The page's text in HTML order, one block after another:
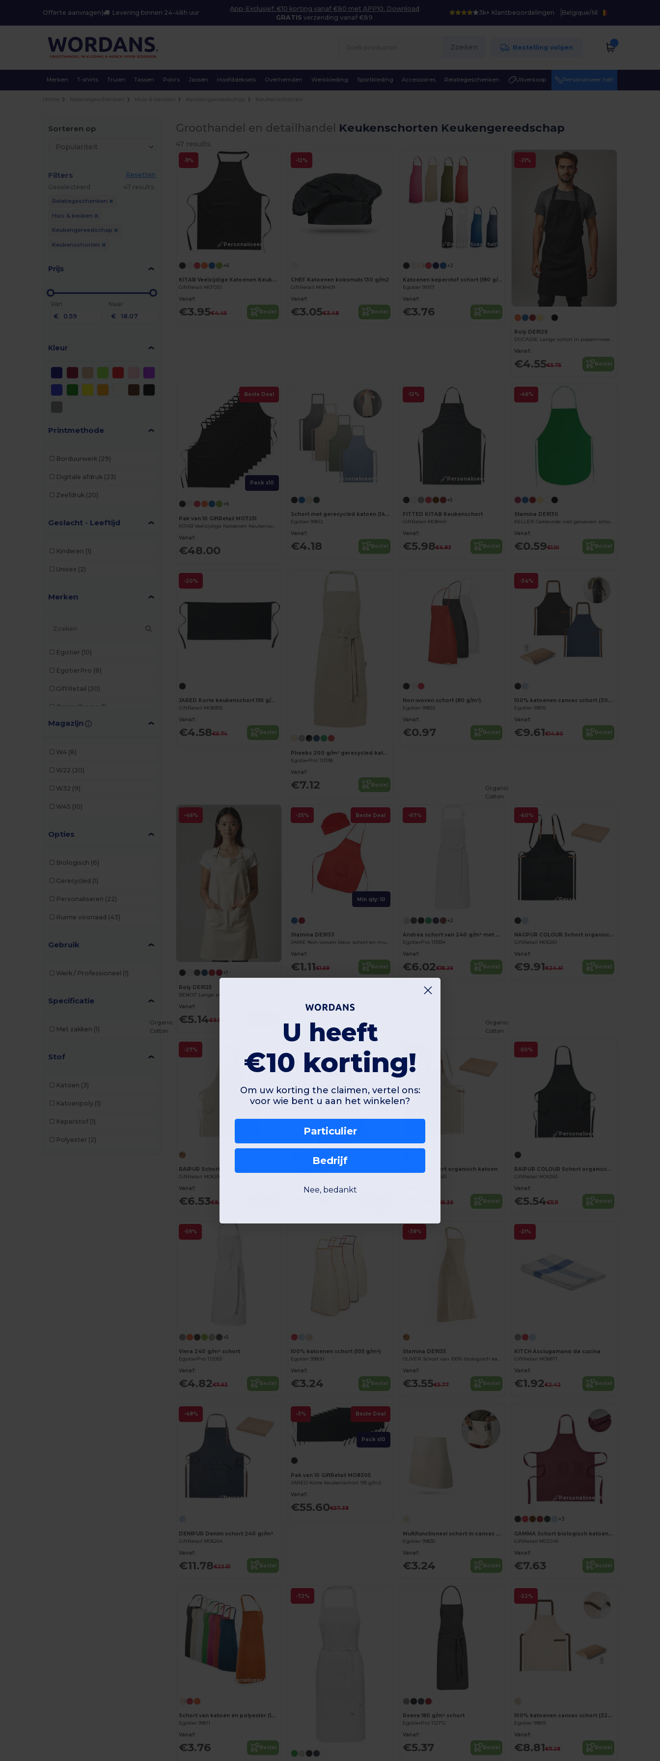
Offerte aanvragen Levering binnen 24-48h uur
App-Exclusief: €10 korting vanaf €80 met APP10. Download
GRATIS verzending vanaf €89
3k+ Klantbeoordelingen Belgique/Nl
Zoeken Bestelling volgen
Merken T-shirts Truien Tassen Polo's Jassen Hoofddeksels Overhemden Werkkleding Sportkleding Accessoires Relatiegeschenken Uitverkoop Personaliseer het!
Sorteren op
Filters
Resetten
Geselecteerd
47 results.
Relatiegeschenken
Huis & keuken
Keukengereedschap
Keukenschorten
Prijs
Van
€
Naar
€
Kleur
Printmethode
Borduurwerk (29)
Digitale afdruk (23)
Zeefdruk (20)
Geslacht - Leeftijd
Kinderen (1)
Unisex (2)
Merken
Egotier (10)
EgotierPro (8)
GiftRetail (20)
Originalhome (1)
Roly (1)
Magazijn
W4 (8)
W22 (20)
W32 (9)
W45 (10)
Opties
Biologisch (6)
Gerecycled (1)
Personaliseren (22)
Ruime voorraad (43)
Gebruik
Werk / Professioneel (1)
Specificatie
Met zakken (1)
Stof
Katoen (3)
Katoenpoly (1)
Keperstof (1)
Polyester (2)
Groothandel en detailhandel Keukenschorten Keukengereedschap
47 results.
-11%
Personaliseer het!
+6
KITAB Veelzijdige Katoenen Keukenschort voor Dagelijks Gebruik
GiftRetail MO7251
Vanaf:
€3.95€4.45 Bestel
-12%
CHEF Katoenen koksmuts 130 g/m2
GiftRetail MO8409
Vanaf:
€3.05€3.48 Bestel
Personaliseer het!
+2
Katoenen keperstof schort (180 g/m²)
Egotier 99157
Vanaf:
€3.76 Bestel
-21%
Roly DE9129
DUCASSE Lange schort in popelinweefsel
Vanaf:
€4.55€5.75 Bestel
Beste Deal
Pack x10
+6
Pak van 10 GiftRetail MO7251
KITAB Veelzijdige Katoenen Keukenschort voor Dagelijks Gebruik
Vanaf:
€48.00
Personaliseer het!
Schort met gerecycled katoen (140 g/m²)
Egotier 99812
Vanaf:
€4.18 Bestel
-12%
Personaliseer het!
+5
FITTED KITAB Keukenschort
GiftRetail MO8441
Vanaf:
€5.98€6.83 Bestel
-46%
Stamina DE9130
KELLER Gekleurde niet geweven schort met voorvak
Vanaf:
€0.59€1.10 Bestel
-20%
JARED Korte keukenschort 195 g/m2
GiftRetail MO8305
Vanaf:
€4.58€5.74 Bestel
Pheebs 200 g/m² gerecycled katoenen schort
EgotierPro 113138
Vanaf:
€7.12 Bestel
Personaliseer het!
Non-woven schort (80 g/m²)
Egotier 99832
Vanaf:
€0.97 Bestel
-34%
100% katoenen canvas schort (300 g/m²) met metalen details
Egotier 99816
Vanaf:
€9.61€14.60 Bestel
-46%
+1
Roly DE9125
BENOIT Lange schort in keperweefsel
Vanaf:
€5.14€9.59
-35% Beste Deal
Min qty: 10
Stamina DE9133
JAMIE Non-woven kleur schort en muts set voor kinderen
Vanaf:
€1.11€1.69 Bestel
-67%
+2
Andrea schort van 240 g/m² met verstelbare nekband
EgotierPro 113334
Vanaf:
€6.02€18.26 Bestel
-60%
Organic
Cotton
Personaliseer het!
NAGPUR COLOUR Schort organisch katoen
GiftRetail MO6261
Vanaf:
€9.91€24.61 Bestel
-27%
Organic
Cotton
RAIPUR Schort organisch katoen
GiftRetail MO6262
Vanaf:
€6.53€8.95
Vanaf:
Cotton
NAGPUR Schort organisch katoen
GiftRetail MO6260
€18.39 Bestel
-50%
Organic
Cotton
Personaliseer het!
RAIPUR COLOUR Schort organisch katoen
GiftRetail MO6263
Vanaf:
€5.54€11.11 Bestel
-59%
+5
Viera 240 g/m² schort
EgotierPro 112053
Vanaf:
€4.82€11.63 Bestel
Personaliseer het!
100% katoenen schort (105 g/m²)
Egotier 99800
Vanaf:
€3.24 Bestel
-38%
Stamina DE9135
OLIVER Schort van 100% biologisch katoen met voorvak
Vanaf:
€3.55€5.77 Bestel
-21%
KITCH Asciugamano da cucina
GiftRetail MO6871
Vanaf:
€1.92€2.42 Bestel
-48%
Personaliseer het!
DENIPUR Denim schort 240 gr/m²
GiftRetail MO6264
Vanaf:
€11.78€22.51 Bestel
-3% Beste Deal
Pack x10
Pak van 10 GiftRetail MO8305
JARED Korte keukenschort 195 g/m2
Vanaf:
€55.60€57.38
Multifunctioneel schort in canvas katoen (260 g/m²)
Egotier 99835
Vanaf:
€3.24 Bestel
Personaliseer het!
+3
GAMMA Schort biologisch katoen 240g
GiftRetail MO2249
Vanaf:
€7.63 Bestel
Personaliseer het!
Schort van katoen en polyester (180 g/m²)
Egotier 99811
Vanaf:
€3.76 Bestel
-72%
Reeva 180 g/m² schort
EgotierPro 112712
Vanaf:
€5.37 Bestel
-22%
100% katoenen canvas schort (320 g/m²) met metalen details
Egotier 99815
Vanaf:
€8.81€11.28 Bestel
U heeft
€10 korting!
Om uw korting the claimen, vertel ons:
voor wie bent u aan het winkelen?
Particulier
Bedrijf
Nee, bedankt